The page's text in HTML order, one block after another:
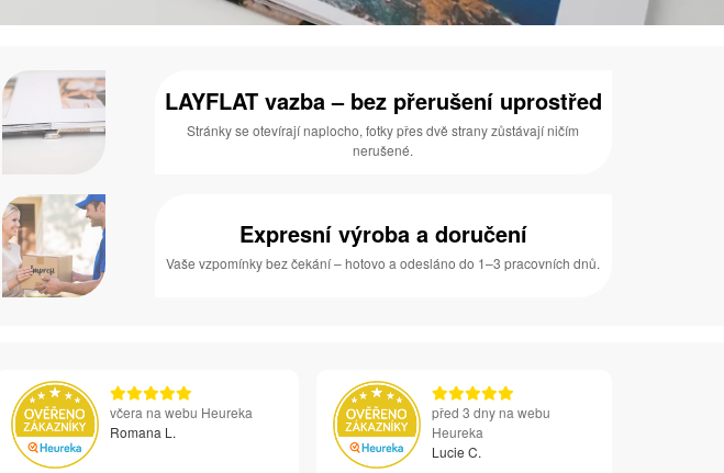
LAYFLAT vazba – bez přerušení uprostřed
Stránky se otevírají naplocho, fotky přes dvě strany zůstávají ničím
nerušené.
Expresní výroba a doručení
Vaše vzpomínky bez čekání – hotovo a odesláno do 1–3 pracovních dnů.
včera na webu Heureka
Romana L.
před 3 dny na webu
Heureka
Lucie C.